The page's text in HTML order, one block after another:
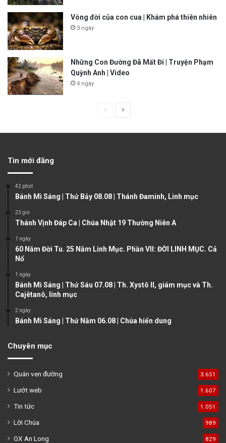
Vòng đời của con cua | Khám phá thiên nhiên
3 ngày
Những Con Đường Đã Mất Đi | Truyện Phạm
Quỳnh Anh | Video
4 ngày
u
p
g
g
Tin mới đăng
42 phút
Bánh Mì Sáng | Thứ Bảy 08.08 | Thánh Đaminh, Linh mục
23 giờ
Thánh Vịnh Đáp Ca | Chúa Nhật 19 Thường Niên A
1 ngày
60 Năm Đời Tu. 25 Năm Linh Mục. Phần VII: ĐỜI LINH MỤC. Cả
Nổ
1 ngày
Bánh Mì Sáng | Thứ Sáu 07.08 | Th. Xystô II, giám mục và Th.
Cajêtanô, linh mục
2 ngày
Bánh Mì Sáng | Thứ Năm 06.08 | Chúa hiển dung
Chuyên mục
Quán ven đường 3.651
Lướt web 1.607
Tin tức 1.051
Lời Chúa 989
GX An Long 829